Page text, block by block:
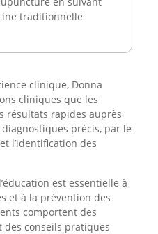
traditionnelle
clinique, Donna
cliniques que les
résultats rapides auprès
précis, par le
l’identification des
est essentielle à
et à la prévention des
comportent des
conseils pratiques